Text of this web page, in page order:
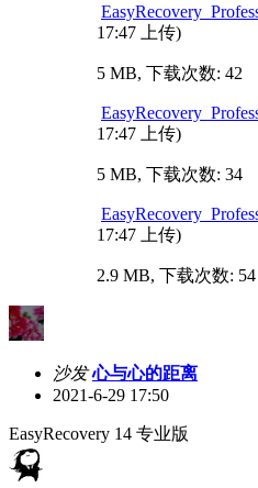
17:47 上传)
5 MB, 下载次数: 42
17:47 上传)
5 MB, 下载次数: 34
17:47 上传)
2.9 MB, 下载次数: 54
沙发 心与心的距离
2021-6-29 17:50
EasyRecovery 14 专业版